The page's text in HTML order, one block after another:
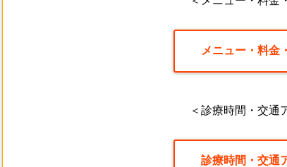
メニュー・料金
＜診療時間・交通
診療時間・交通